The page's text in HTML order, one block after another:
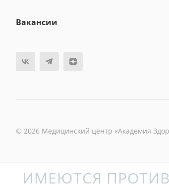
Вакансии
© 2026 Медицинский центр «Академия
ИМЕЮТСЯ